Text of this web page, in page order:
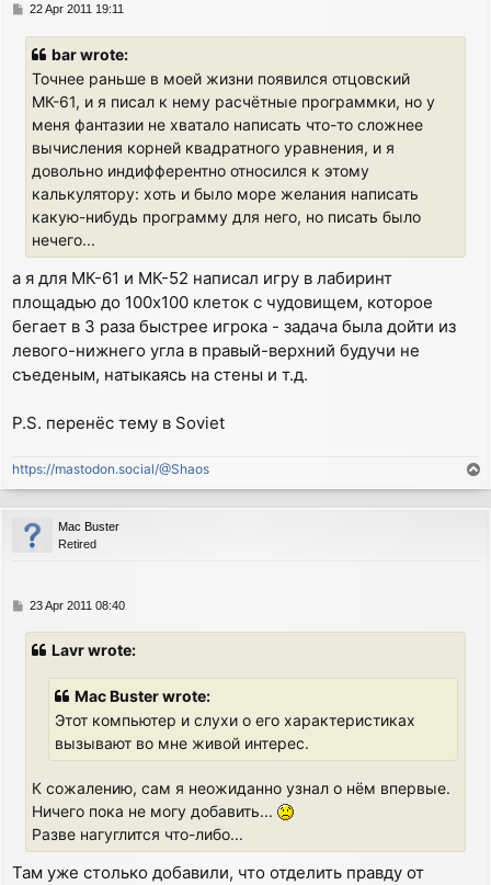
P22 Apr 2011 19:11
bar wrote:
Точнее раньше в моей жизни появился отцовский
МК-61, и я писал к нему расчётные программки, но у
меня фантазии не хватало написать что-то сложнее
вычисления корней квадратного уравнения, и я
довольно индифферентно относился к этому
калькулятору: хоть и было море желания написать
какую-нибудь программу для него, но писать было
нечего...
а я для МК-61 и МК-52 написал игру в лабиринт
площадью до 100x100 клеток с чудовищем, которое
бегает в 3 раза быстрее игрока - задача была дойти из
левого-нижнего угла в правый-верхний будучи не
съеденым, натыкаясь на стены и т.д.
P.S. перенёс тему в Soviet
https://mastodon.social/@Shaos
o
p
Mac Buster
Retired
P23 Apr 2011 08:40
Lavr wrote:
Mac Buster wrote:
Этот компьютер и слухи о его характеристиках
вызывают во мне живой интерес.
К сожалению, сам я неожиданно узнал о нём впервые.
Ничего пока не могу добавить...
Разве нагуглится что-либо...
Там уже столько добавили, что отделить правду от